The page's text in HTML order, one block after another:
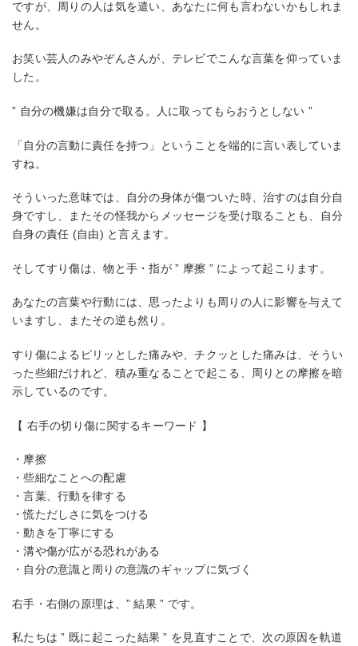
ですが、周りの人は気を遣い、あなたに何も言わないかもしれま
せん。
お笑い芸人のみやぞんさんが、テレビでこんな言葉を仰っていま
した。
” 自分の機嫌は自分で取る。人に取ってもらおうとしない ”
「自分の言動に責任を持つ」ということを端的に言い表していま
すね。
そういった意味では、自分の身体が傷ついた時、治すのは自分自
身ですし、またその怪我からメッセージを受け取ることも、自分
自身の責任 (自由) と言えます。
そしてすり傷は、物と手・指が ” 摩擦 ” によって起こります。
あなたの言葉や行動には、思ったよりも周りの人に影響を与えて
いますし、またその逆も然り。
すり傷によるピリッとした痛みや、チクッとした痛みは、そうい
った些細だけれど、積み重なることで起こる、周りとの摩擦を暗
示しているのです。
【 右手の切り傷に関するキーワード 】
・摩擦
・些細なことへの配慮
・言葉、行動を律する
・慌ただしさに気をつける
・動きを丁寧にする
・溝や傷が広がる恐れがある
・自分の意識と周りの意識のギャップに気づく
右手・右側の原理は、” 結果 ” です。
私たちは ” 既に起こった結果 ” を見直すことで、次の原因を軌道